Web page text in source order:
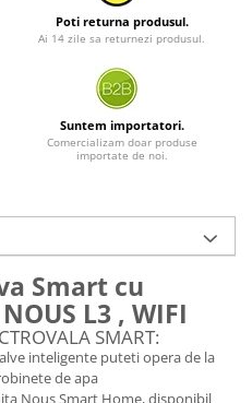
Poti returna produsul.
Ai 14 zile sa returnezi produsul.
Suntem importatori.
Comercializam doar produse
importate de noi.
Smart cu
L3 , WIFI
SMART:
inteligente puteti opera de la
de apa
Nous Smart Home, disponibil